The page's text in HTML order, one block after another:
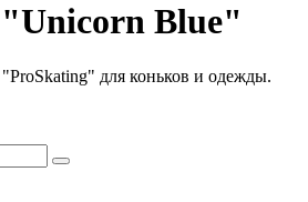
Blue"
для коньков и одежды.